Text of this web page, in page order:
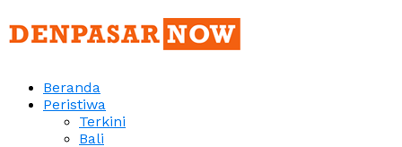
Beranda
Peristiwa
Terkini
Bali